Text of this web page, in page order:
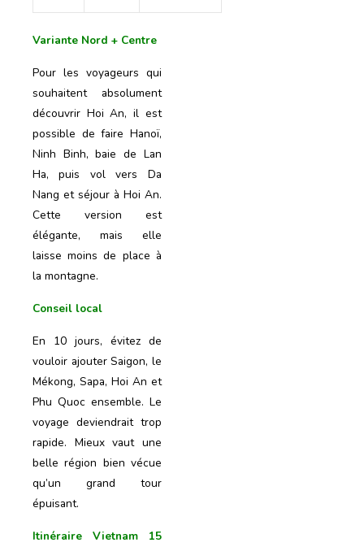
Variante Nord + Centre
Pour les voyageurs qui
souhaitent absolument
découvrir Hoi An, il est
possible de faire Hanoï,
Ninh Binh, baie de Lan
Ha, puis vol vers Da
Nang et séjour à Hoi An.
Cette version est
élégante, mais elle
laisse moins de place à
la montagne.
Conseil local
En 10 jours, évitez de
vouloir ajouter Saigon, le
Mékong, Sapa, Hoi An et
Phu Quoc ensemble. Le
voyage deviendrait trop
rapide. Mieux vaut une
belle région bien vécue
qu’un grand tour
épuisant.
Itinéraire Vietnam 15